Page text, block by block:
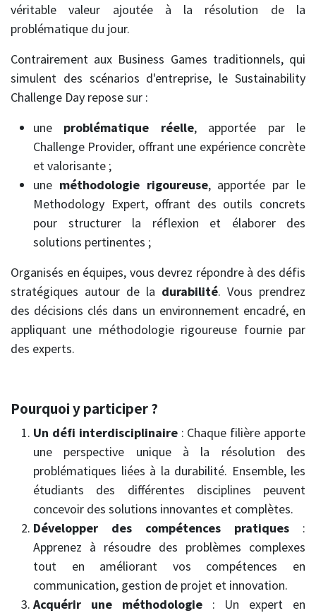
véritable valeur ajoutée à la résolution de la
problématique du jour.
Contrairement aux Business Games traditionnels, qui
simulent des scénarios d'entreprise, le Sustainability
Challenge Day repose sur :
une problématique réelle, apportée par le
Challenge Provider, offrant une expérience concrète
et valorisante ;
une méthodologie rigoureuse, apportée par le
Methodology Expert, offrant des outils concrets
pour structurer la réflexion et élaborer des
solutions pertinentes ;
Organisés en équipes, vous devrez répondre à des défis
stratégiques autour de la durabilité. Vous prendrez
des décisions clés dans un environnement encadré, en
appliquant une méthodologie rigoureuse fournie par
des experts.
Pourquoi y participer ?
Un défi interdisciplinaire: Chaque filière apporte
une perspective unique à la résolution des
problématiques liées à la durabilité. Ensemble, les
étudiants des différentes disciplines peuvent
concevoir des solutions innovantes et complètes.
Développer des compétences pratiques :
Apprenez à résoudre des problèmes complexes
tout en améliorant vos compétences en
communication, gestion de projet et innovation.
Acquérir une méthodologie: Un expert en